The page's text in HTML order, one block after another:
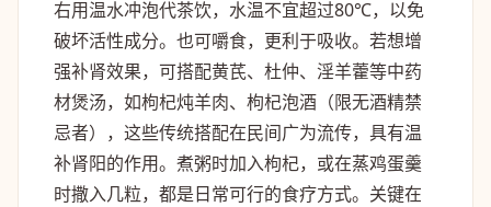
右用温水冲泡代茶饮，水温不宜超过80℃，以免
破坏活性成分。也可嚼食，更利于吸收。若想增
强补肾效果，可搭配黄芪、杜仲、淫羊藿等中药
材煲汤，如枸杞炖羊肉、枸杞泡酒（限无酒精禁
忌者），这些传统搭配在民间广为流传，具有温
补肾阳的作用。煮粥时加入枸杞，或在蒸鸡蛋羹
时撒入几粒，都是日常可行的食疗方式。关键在